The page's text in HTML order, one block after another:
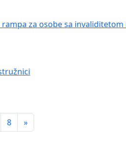
za osobe sa
8 »